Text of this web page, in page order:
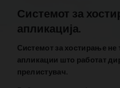
Системот за
апликација.
Системот за хостирање
апликации што работат
прелистувач.